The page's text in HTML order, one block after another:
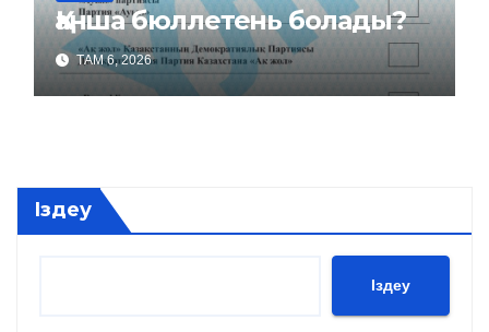
Қанша бюллетень болады?
ТАМ 6, 2026
Іздеу
Іздеу